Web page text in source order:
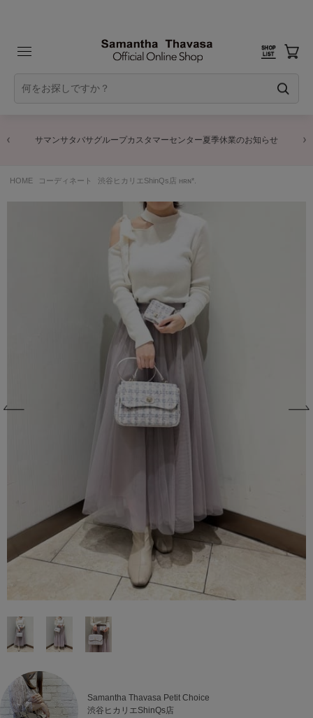
サマンサタバサグループカスタマーセンター夏季休業のお知らせ
HOME コーディネート 渋谷ヒカリエShinQs店 ʜʀɴ*.
Samantha Thavasa Petit Choice
渋谷ヒカリエShinQs店